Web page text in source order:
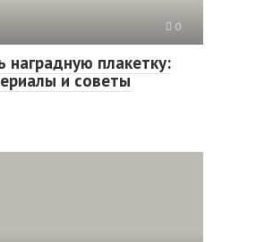
0
наградную плакетку:
и советы